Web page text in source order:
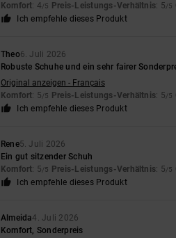
Komfort: 4/5 Preis-Leistungs-Verhältnis: 5/5
Ich empfehle dieses Produkt
Theo6. Juli 2026
Robuste Schuhe und ein sehr fairer
Original anzeigen - Français
Komfort: 5/5 Preis-Leistungs-Verhältnis: 5/5
Ich empfehle dieses Produkt
Rene5. Juli 2026
Ein gut sitzender Schuh
Komfort: 5/5 Preis-Leistungs-Verhältnis: 5/5
Ich empfehle dieses Produkt
Almeida4. Juli 2026
Komfort, Sonderpreis